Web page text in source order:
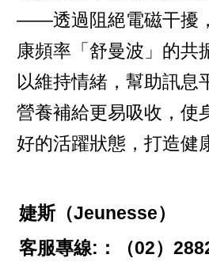
——透過阻絕電磁干擾
康頻率「舒曼波」的共
以維持情緒，幫助訊息
營養補給更易吸收，使
好的活躍狀態，打造健
婕斯（Jeunesse）
客服專線:：（02）